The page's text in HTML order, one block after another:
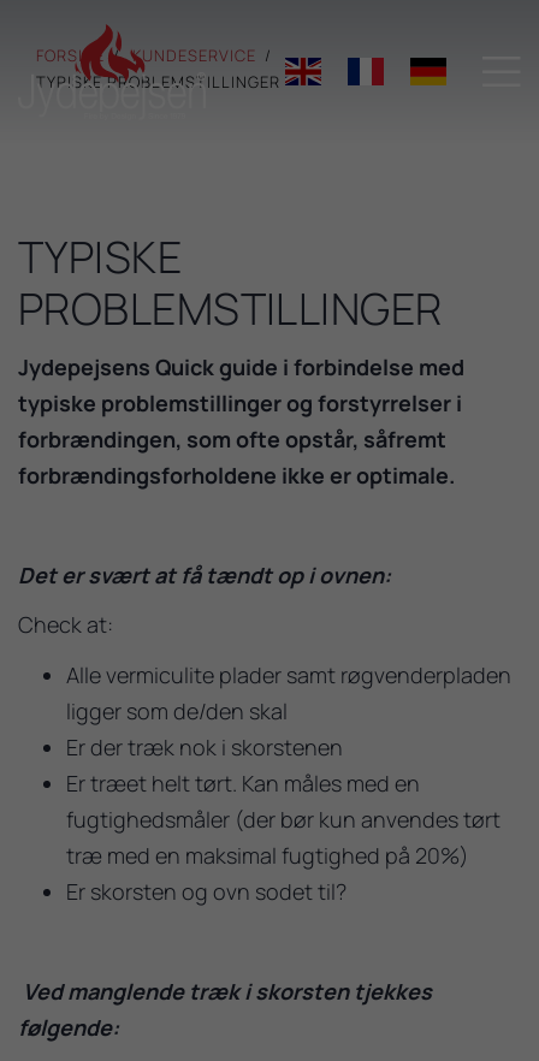
FORSIDE
KUNDESERVICE
TYPISKE PROBLEMSTILLINGER
TYPISKE
PROBLEMSTILLINGER
Jydepejsens Quick guide i forbindelse med
typiske problemstillinger og forstyrrelser i
forbrændingen, som ofte opstår, såfremt
forbrændingsforholdene ikke er optimale.
Det er svært at få tændt op i ovnen:
Check at:
Alle vermiculite plader samt røgvenderpladen
ligger som de/den skal
Er der træk nok i skorstenen
Er træet helt tørt. Kan måles med en
fugtighedsmåler (der bør kun anvendes tørt
træ med en maksimal fugtighed på 20%)
Er skorsten og ovn sodet til?
Ved manglende træk i skorsten tjekkes
følgende: